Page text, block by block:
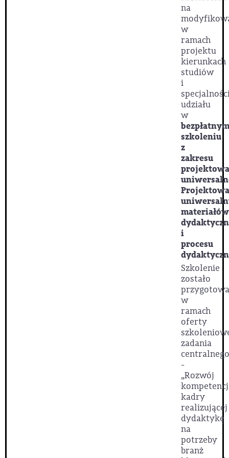
na
w
ramach
projektu
kierunkach
studiów
i
udziału
w
bezpłatnym
szkoleniu
z
zakresu
materiałów
i
procesu
Szkolenie
zostało
w
ramach
oferty
zadania
-
„Rozwój
kadry
realizującej
dydaktykę
na
potrzeby
branż